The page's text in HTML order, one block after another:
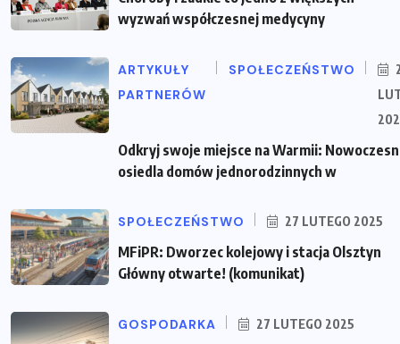
wyzwań współczesnej medycyny
ARTYKUŁY
PARTNERÓW
SPOŁECZEŃSTWO
Odkryj swoje miejsce na Warmii:
osiedla domów jednorodzinnych w
SPOŁECZEŃSTWO 27 LUTEGO 2025
MFiPR: Dworzec kolejowy i stacja Olsztyn
Główny otwarte! (komunikat)
GOSPODARKA 27 LUTEGO 2025